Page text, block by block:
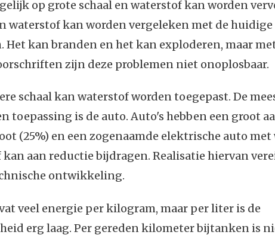
op grote schaal en waterstof kan worden
waterstof kan worden vergeleken met de huidige
Het kan branden en het kan exploderen, maar
zijn deze problemen niet onoplosbaar.
schaal kan waterstof worden toegepast. De
toepassing is de auto. Auto's hebben een groot
(25%) en een zogenaamde elektrische auto
aan reductie bijdragen. Realisatie hiervan
ontwikkeling.
veel energie per kilogram, maar per liter is de
erg laag. Per gereden kilometer bijtanken is